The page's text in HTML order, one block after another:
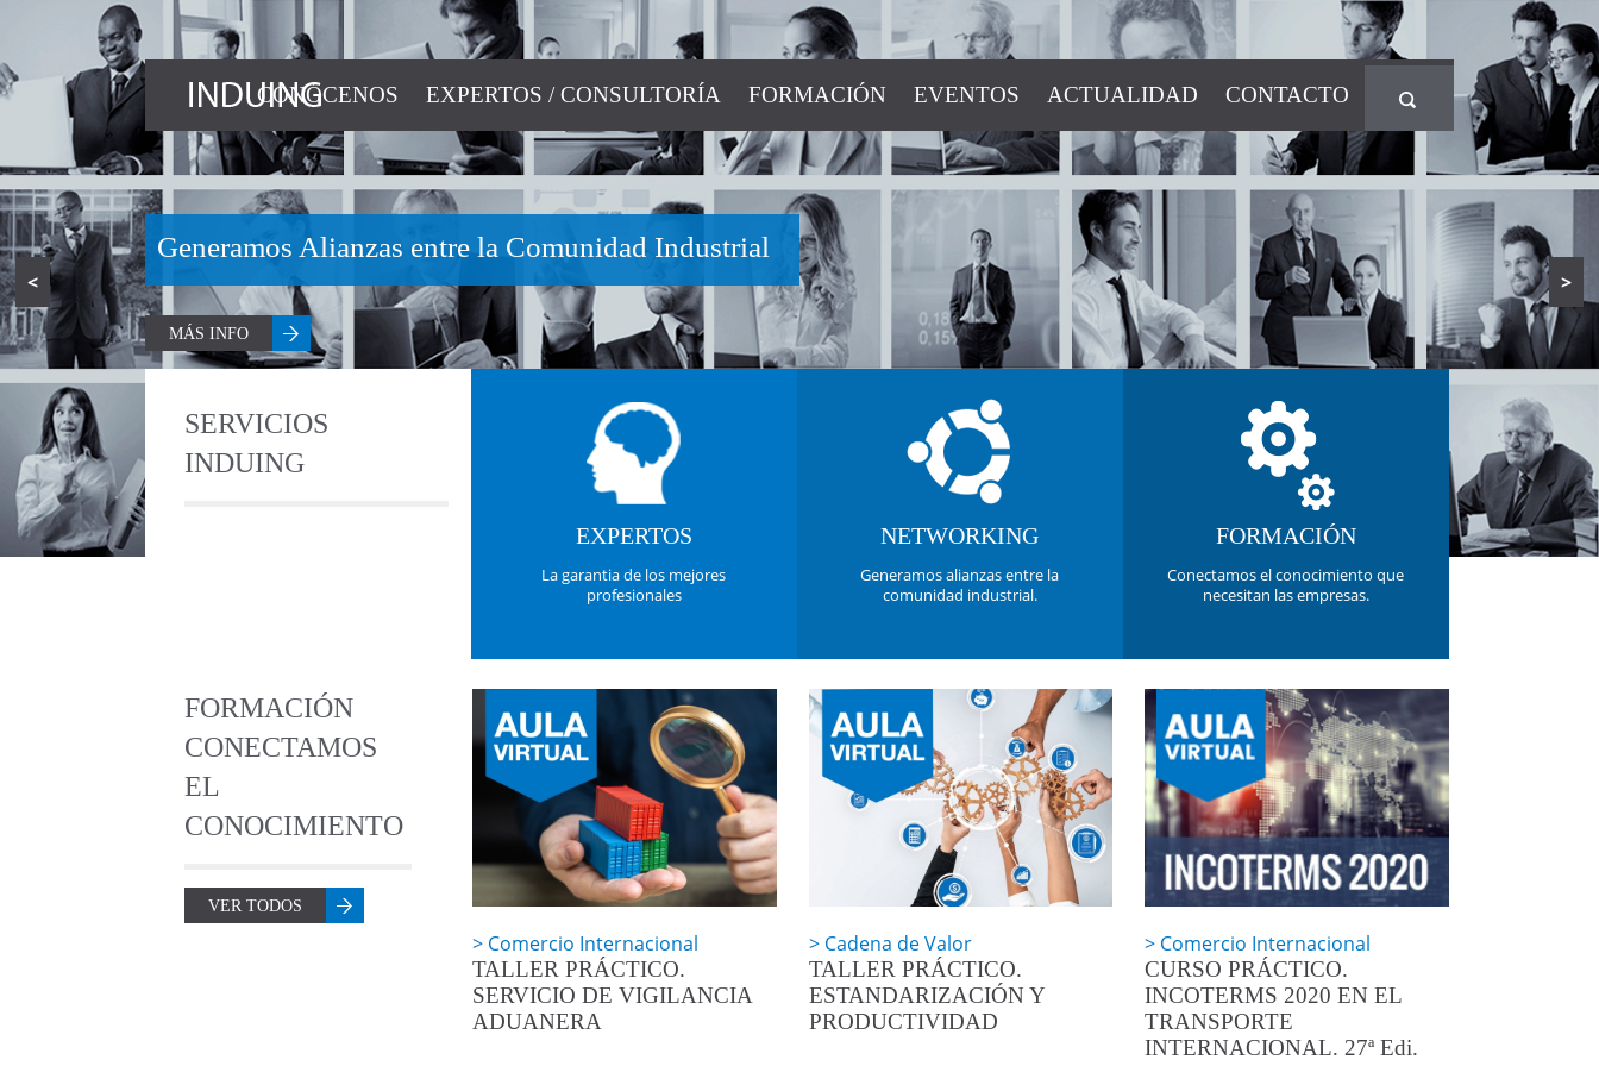
Conectamos el conocimiento que necesitan las
empresas
< >
CONÓCENOS EXPERTOS / CONSULTORÍA FORMACIÓN EVENTOS ACTUALIDAD CONTACTO
SERVICIOS
INDUING
EXPERTOS
La garantia de los mejores
profesionales
NETWORKING
Generamos alianzas entre la
comunidad industrial.
FORMACIÓN
Conectamos el conocimiento que
necesitan las empresas.
FORMACIÓN
CONECTAMOS
EL
CONOCIMIENTO
VER TODOS
Comercio Internacional
TALLER PRÁCTICO.
SERVICIO DE VIGILANCIA
ADUANERA
Cadena de Valor
TALLER PRÁCTICO.
ESTANDARIZACIÓN Y
PRODUCTIVIDAD
Comercio Internacional
CURSO PRÁCTICO.
INCOTERMS 2020 EN EL
TRANSPORTE
INTERNACIONAL. 27ª Edi.